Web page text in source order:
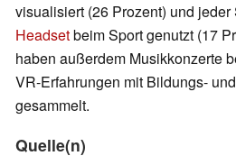
visualisiert (26 Prozent) und jeder
Headsetbeim Sport genutzt (17
haben außerdem Musikkonzerte
VR-Erfahrungen mit Bildungs-
gesammelt.
Quelle(n)